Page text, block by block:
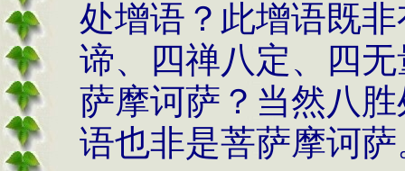
处增语？此增语既
谛、四禅八定、四
萨摩诃萨？当然八
语也非是菩萨摩诃萨